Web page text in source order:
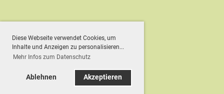
Diese Webseite verwendet Cookies, um
Inhalte und Anzeigen zu personalisieren...
Mehr Infos zum Datenschutz
Ablehnen Akzeptieren